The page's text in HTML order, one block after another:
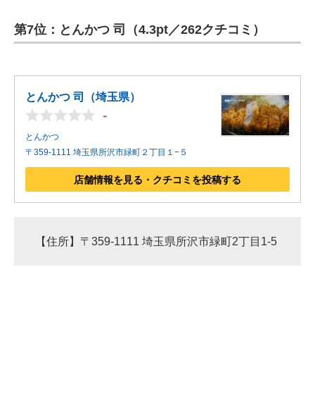
第7位：とんかつ 司（4.3pt／262クチコミ）
とんかつ 司（埼玉県）
-
とんかつ
〒359-1111 埼玉県所沢市緑町２丁目１−５
店舗情報を見る・クチコミを投稿する
【住所】〒359-1111 埼玉県所沢市緑町2丁目1-5